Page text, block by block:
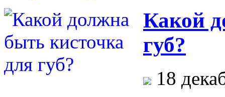
Какой
губ?
18